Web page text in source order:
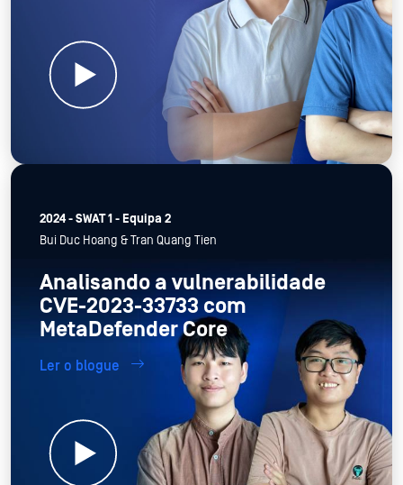
2024 - SWAT 1 - Equipa 2
Bui Duc Hoang & Tran Quang Tien
Analisando a vulnerabilidade
CVE-2023-33733 com
MetaDefender Core
Ler o blogue